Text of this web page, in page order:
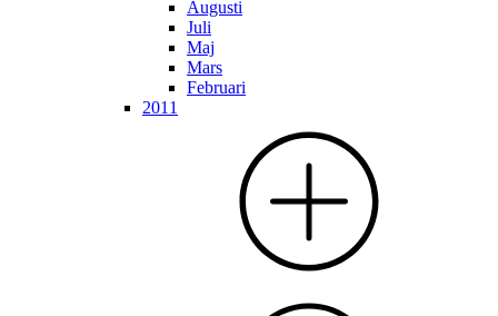
Augusti
Juli
Maj
Mars
Februari
2011